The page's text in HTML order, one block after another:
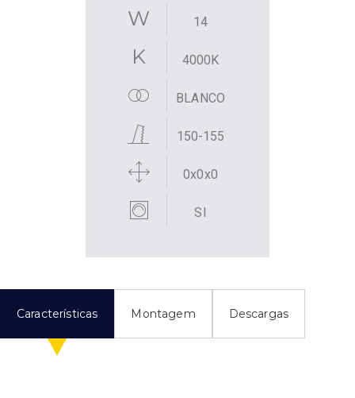
14
4000K
BLANCO
150-155
0x0x0
SI
Características Montagem Descargas